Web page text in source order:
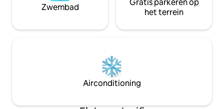
Zwembad
het terrein
Airconditioning